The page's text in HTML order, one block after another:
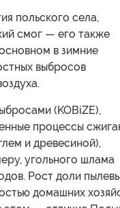
польского села,
смог — его также
в зимние
выбросов
(KOBiZE),
процессы
и древесиной),
угольного шлама
Рост доли
домашних